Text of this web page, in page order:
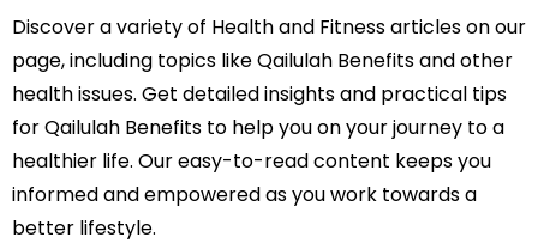
Discover a variety of Health and Fitness articles on our
page, including topics like Qailulah Benefits and other
health issues. Get detailed insights and practical tips
for Qailulah Benefits to help you on your journey to a
healthier life. Our easy-to-read content keeps you
informed and empowered as you work towards a
better lifestyle.